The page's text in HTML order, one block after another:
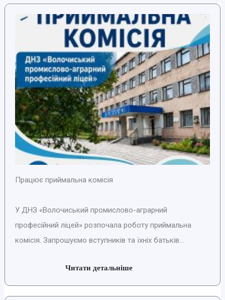
Працює приймальна комісія
У ДНЗ «Волочиський промислово-аграрний
професійний ліцей» розпочала роботу приймальна
комісія. Запрошуємо вступників та їхніх батьків...
Читати детальніше